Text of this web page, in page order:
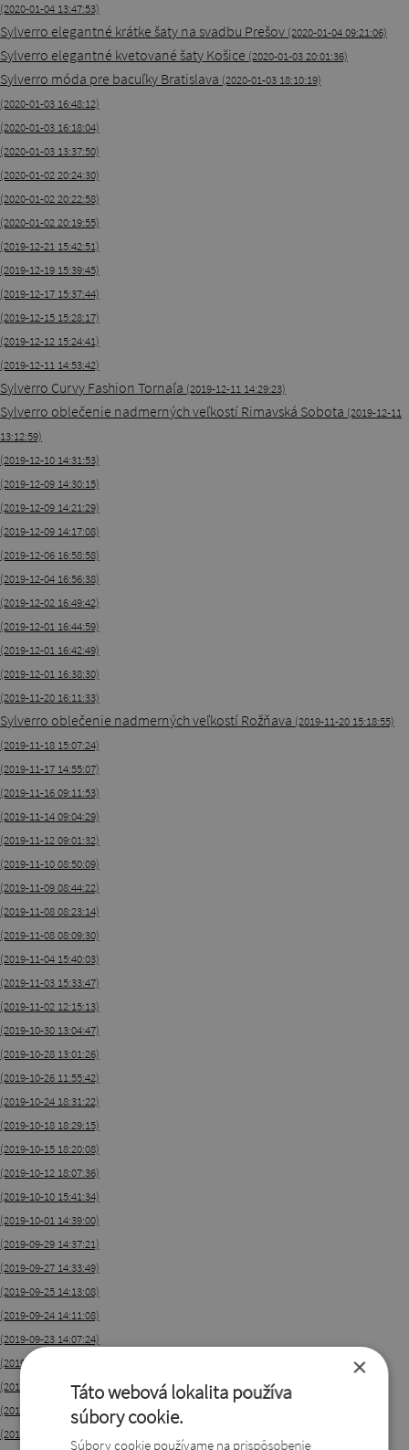
(2020-01-04 13:47:53)
Sylverro elegantné krátke šaty na svadbu Prešov (2020-01-04 09:21:06)
Sylverro elegantné kvetované šaty Košice (2020-01-03 20:01:36)
Sylverro móda pre bacuľky Bratislava (2020-01-03 18:10:19)
(2020-01-03 16:48:12)
(2020-01-03 16:18:04)
(2020-01-03 13:37:50)
(2020-01-02 20:24:30)
(2020-01-02 20:22:58)
(2020-01-02 20:19:55)
(2019-12-21 15:42:51)
(2019-12-19 15:39:45)
(2019-12-17 15:37:44)
(2019-12-15 15:28:17)
(2019-12-12 15:24:41)
(2019-12-11 14:53:42)
Sylverro Curvy Fashion Tornaľa (2019-12-11 14:29:23)
Sylverro oblečenie nadmerných veľkostí Rimavská Sobota (2019-12-11
13:12:59)
(2019-12-10 14:31:53)
(2019-12-09 14:30:15)
(2019-12-09 14:21:29)
(2019-12-09 14:17:08)
(2019-12-06 16:58:58)
(2019-12-04 16:56:38)
(2019-12-02 16:49:42)
(2019-12-01 16:44:59)
(2019-12-01 16:42:49)
(2019-12-01 16:38:30)
(2019-11-20 16:11:33)
Sylverro oblečenie nadmerných veľkostí Rožňava (2019-11-20 15:18:55)
(2019-11-18 15:07:24)
(2019-11-17 14:55:07)
(2019-11-16 09:11:53)
(2019-11-14 09:04:29)
(2019-11-12 09:01:32)
(2019-11-10 08:50:09)
(2019-11-09 08:44:22)
(2019-11-08 08:23:14)
(2019-11-08 08:09:30)
(2019-11-04 15:40:03)
(2019-11-03 15:33:47)
(2019-11-02 12:15:13)
(2019-10-30 13:04:47)
(2019-10-28 13:01:26)
(2019-10-26 11:55:42)
(2019-10-24 18:31:22)
(2019-10-18 18:29:15)
(2019-10-15 18:20:08)
(2019-10-12 18:07:36)
(2019-10-10 15:41:34)
(2019-10-01 14:39:00)
(2019-09-29 14:37:21)
(2019-09-27 14:33:49)
(2019-09-25 14:13:08)
(2019-09-24 14:11:08)
(2019-09-23 14:07:24)
(2019-09-15 13:26:08)
(2019-09-13 13:23:46)
(2019-09-12 13:21:28)
(2019-09-10 13:18:13)
×
Táto webová lokalita používa
súbory cookie.
Súbory cookie používame na prispôsobenie